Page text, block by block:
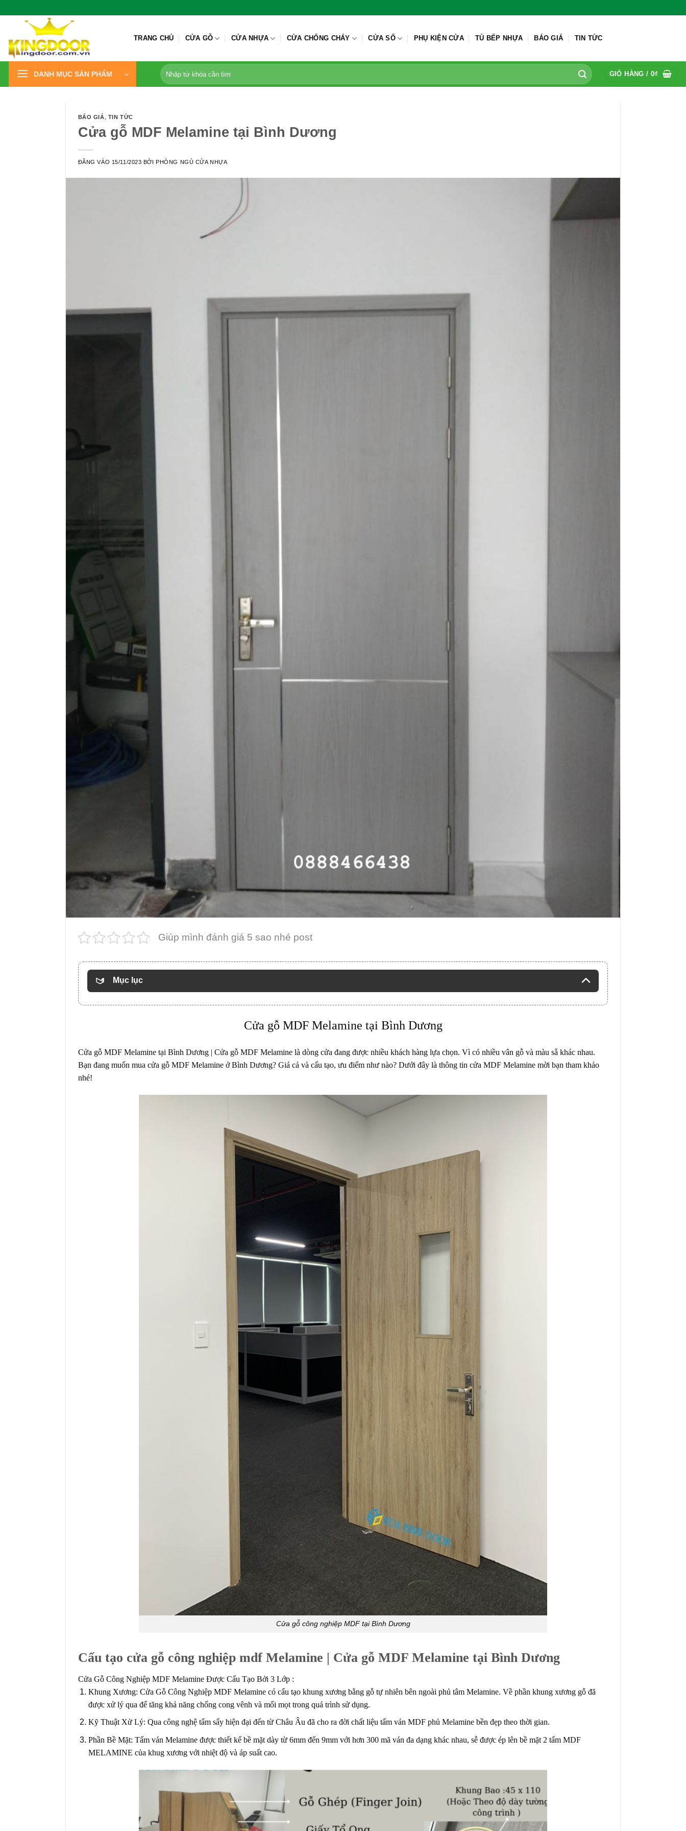
dung
TRANG CHỦ CỬA GỖ CỬA NHỰA CỬA CHỐNG CHÁY CỬA SỔ PHỤ KIỆN CỬA TỦ BẾP NHỰA BÁO GIÁ TIN TỨC
DANH MỤC SẢN PHẨM
Tìm
kiếm:
GIỎ HÀNG / 0₫
BÁO GIÁ, TIN TỨC
Cửa gỗ MDF Melamine tại Bình Dương
ĐĂNG VÀO 15/11/2023 BỞIPHÒNG NGỦ CỬA NHỰA
Giúp mình đánh giá 5 sao nhé post
Mục lục
Cửa gỗ MDF Melamine tại Bình Dương
Cửa gỗ MDF Melamine tại Bình Dương | Cửa gỗ MDF Melaminelà dòng cửa đang được nhiều khách hàng lựa chọn. Vì có nhiều vân gỗ và màu sẵ khác nhau.
Bạn đang muốn mua cửa gỗ MDF Melamine ở Bình Dương? Giá cả và cấu tạo, ưu điểm như nào? Dưới đây là thông tin cửa MDF Melamine mời bạn tham khảo
nhé!
Cửa gỗ công nghiệp MDF tại Bình Dương
Cấu tạo cửa gỗ công nghiệp mdf Melamine | Cửa gỗ MDF Melamine tại Bình Dương
Cửa Gỗ Công Nghiệp MDF MelamineĐược Cấu Tạo Bởi 3 Lớp :
Khung Xương: Cửa Gỗ Công Nghiệp MDF Melamine có cấu tạo khung xương bằng gỗ tự nhiên bên ngoài phủ tâm Melamine. Về phần khung xương gỗ đã
được xử lý qua để tăng khả năng chống cong vênh và mối mọt trong quá trình sử dụng.
Kỹ Thuật Xử Lý: Qua công nghệ tẩm sẩy hiện đại đến từ Châu Âu đã cho ra đời chất liệu tấm ván MDF phủ Melamine bền đẹp theo thời gian.
Phần Bề Mặt: Tấm ván Melamine được thiết kế bề mặt dày từ 6mm đến 9mm với hơn 300 mã ván đa dạng khác nhau, sễ được ép lên bề mặt 2 tấm MDF
MELAMINE của khug xương với nhiệt độ và áp suất cao.